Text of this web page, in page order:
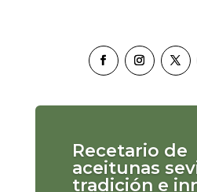
Recetario de
aceitunas
tradición e